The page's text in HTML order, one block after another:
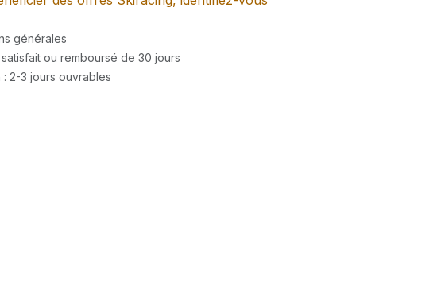
générales
ou remboursé de 30 jours
: 2-3 jours ouvrables